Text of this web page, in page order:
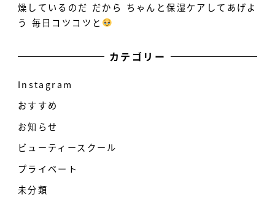
燥しているのだ だから ちゃんと保湿ケアしてあげよ
う 毎日コツコツと
カテゴリー
Instagram
おすすめ
お知らせ
ビューティースクール
プライベート
未分類